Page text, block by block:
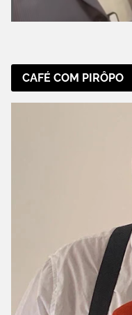
CAFÉ COM PIRÔPO